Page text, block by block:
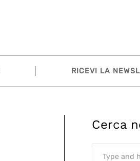
RICEVI LA
Cerca
Search
for: